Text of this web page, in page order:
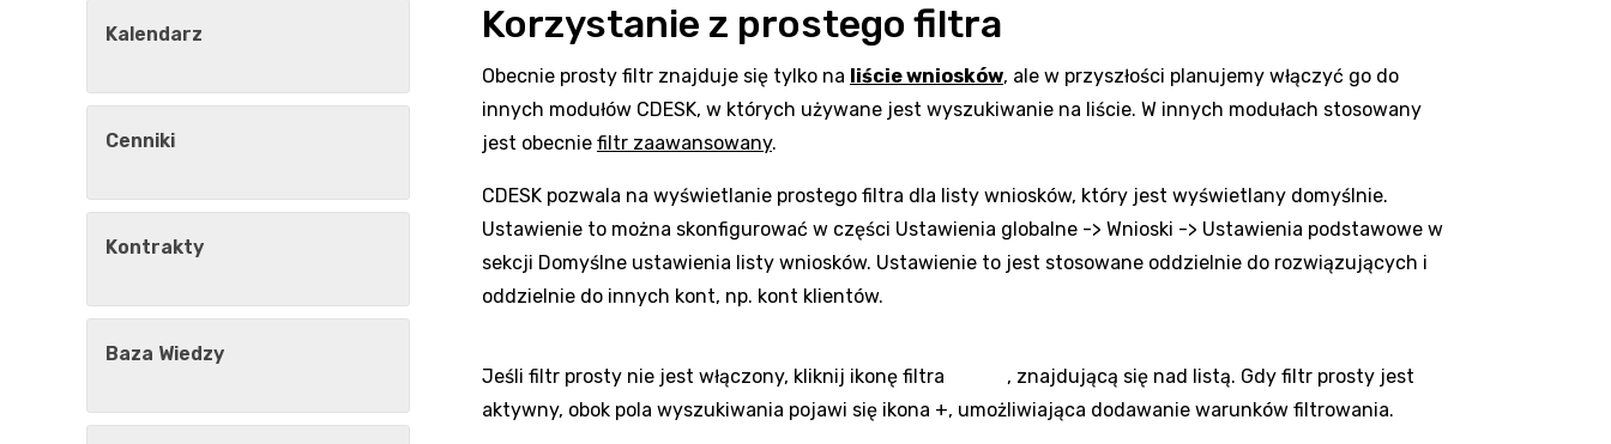
Korzystanie z prostego filtra
Obecnie prosty filtr znajduje się tylko na liście wniosków, ale w przyszłości planujemy włączyć go do
innych modułów CDESK, w których używane jest wyszukiwanie na liście. W innych modułach stosowany
jest obecnie filtr zaawansowany.
CDESK pozwala na wyświetlanie prostego filtra dla listy wniosków, który jest wyświetlany domyślnie.
Ustawienie to można skonfigurować w części Ustawienia globalne -> Wnioski -> Ustawienia podstawowe w
sekcji Domyślne ustawienia listy wniosków. Ustawienie to jest stosowane oddzielnie do rozwiązujących i
oddzielnie do innych kont, np. kont klientów.
Jeśli filtr prosty nie jest włączony, kliknij ikonę filtra
, znajdującą się nad listą. Gdy filtr prosty jest
aktywny, obok pola wyszukiwania pojawi się ikona +, umożliwiająca dodawanie warunków filtrowania.
Kalendarz
Cenniki
Kontrakty
Baza Wiedzy